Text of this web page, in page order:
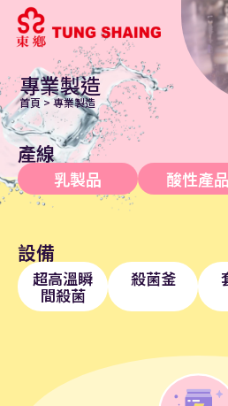
專業製造
首頁 >專業製造
產線
乳製品 酸性產品
設備
超高溫瞬
間殺菌
殺菌釜